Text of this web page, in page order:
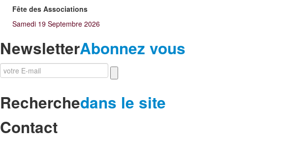
Fête des Associations
Samedi 19 Septembre 2026
NewsletterAbonnez vous
Recherchedans le site
Contact